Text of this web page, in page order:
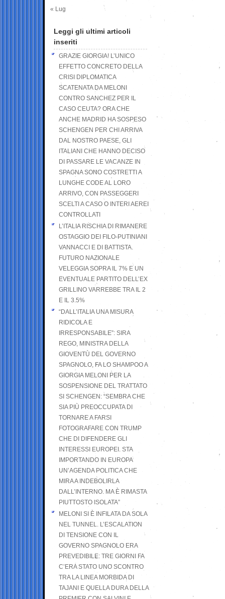
« Lug
Leggi gli ultimi articoli
inseriti
GRAZIE GIORGIA! L’UNICO
EFFETTO CONCRETO DELLA
CRISI DIPLOMATICA
SCATENATA DA MELONI
CONTRO SANCHEZ PER IL
CASO CEUTA? ORA CHE
ANCHE MADRID HA SOSPESO
SCHENGEN PER CHI ARRIVA
DAL NOSTRO PAESE, GLI
ITALIANI CHE HANNO DECISO
DI PASSARE LE VACANZE IN
SPAGNA SONO COSTRETTI A
LUNGHE CODE AL LORO
ARRIVO, CON PASSEGGERI
SCELTI A CASO O INTERI AEREI
CONTROLLATI
L’ITALIA RISCHIA DI RIMANERE
OSTAGGIO DEI FILO-PUTINIANI
VANNACCI E DI BATTISTA.
FUTURO NAZIONALE
VELEGGIA SOPRA IL 7% E UN
EVENTUALE PARTITO DELL’EX
GRILLINO VARREBBE TRA IL 2
E IL 3.5%
“DALL’ITALIA UNA MISURA
RIDICOLA E
IRRESPONSABILE”: SIRA
REGO, MINISTRA DELLA
GIOVENTÙ DEL GOVERNO
SPAGNOLO, FA LO SHAMPOO A
GIORGIA MELONI PER LA
SOSPENSIONE DEL TRATTATO
SI SCHENGEN: “SEMBRA CHE
SIA PIÙ PREOCCUPATA DI
TORNARE A FARSI
FOTOGRAFARE CON TRUMP
CHE DI DIFENDERE GLI
INTERESSI EUROPEI. STA
IMPORTANDO IN EUROPA
UN’AGENDA POLITICA CHE
MIRA A INDEBOLIRLA
DALL’INTERNO. MA È RIMASTA
PIUTTOSTO ISOLATA”
MELONI SI È INFILATA DA SOLA
NEL TUNNEL. L’ESCALATION
DI TENSIONE CON IL
GOVERNO SPAGNOLO ERA
PREVEDIBILE: TRE GIORNI FA
C’ERA STATO UNO SCONTRO
TRA LA LINEA MORBIDA DI
TAJANI E QUELLA DURA DELLA